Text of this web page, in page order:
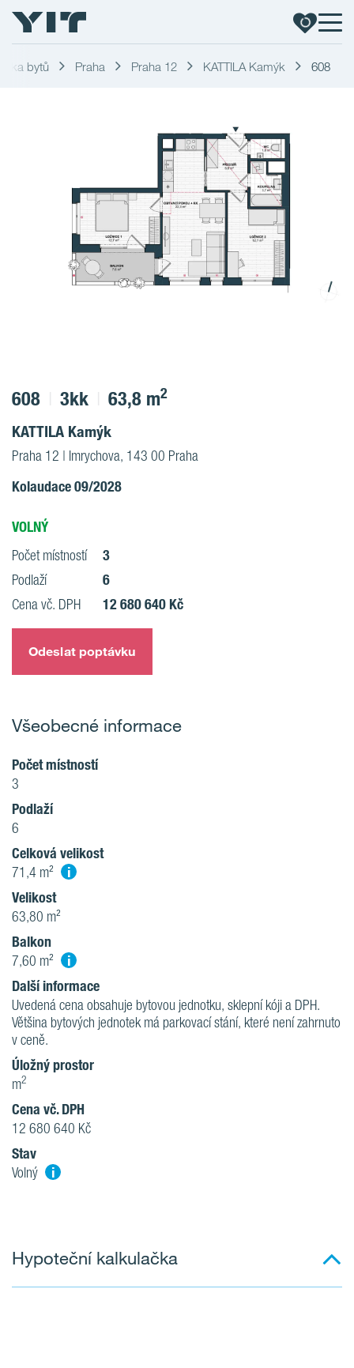
bytů Praha Praha 12 KATTILA Kamýk 608
608 3kk 63,8 m2
KATTILA Kamýk
Praha 12 | Imrychova, 143 00 Praha
Kolaudace 09/2028
VOLNÝ
Počet místností 3
Podlaží 6
Cena vč. DPH 12 680 640 Kč
Odeslat poptávku
Všeobecné informace
Počet místností
3
Podlaží
6
Celková velikost
71,4 m² i
Velikost
63,80 m²
Balkon
7,60 m² i
Další informace
Uvedená cena obsahuje bytovou jednotku, sklepní kóji a DPH.
Většina bytových jednotek má parkovací stání, které není zahrnuto
v ceně.
Úložný prostor
m2
Cena vč. DPH
12 680 640 Kč
Stav
Volný i
Hypoteční kalkulačka